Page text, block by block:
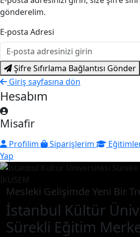
gönderelim.
E-posta Adresi
Şifre Sıfırlama Bağlantısı Gönder
Giriş sayfasına dön
Hesabım
Misafir
Profilim Siparişlerim
Yap
Mesleki Gelişimde Yeni Bir
İstanbul Kültür
Sürekli Eğitim